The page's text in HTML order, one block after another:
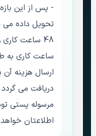
- پس از این
ساعت کاری به
ارسال هزینه
دریافت می
مرسوله پستی
اطلاعتان